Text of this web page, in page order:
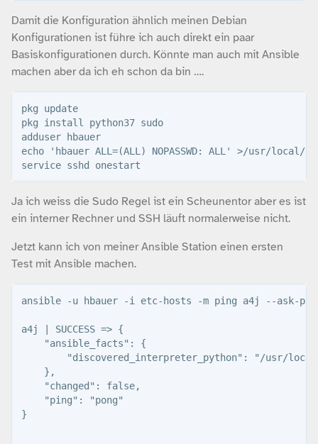
Damit die Konfiguration ähnlich meinen Debian
Konfigurationen ist führe ich auch direkt ein paar
Basiskonfigurationen durch. Könnte man auch mit Ansible
machen aber da ich eh schon da bin ….
pkg update
pkg install python37 sudo
adduser hbauer
echo 'hbauer ALL=(ALL) NOPASSWD: ALL' >/usr/
Ja ich weiss die Sudo Regel ist ein Scheunentor aber es ist
ein interner Rechner und SSH läuft normalerweise nicht.
Jetzt kann ich von meiner Ansible Station einen ersten
Test mit Ansible machen.
ansible -u hbauer -i etc-hosts -m ping a4j --ask-
a4j | SUCCESS => {
    "ansible_facts": {
"discovered_interpreter_python": "/usr/
    },
    "changed": false,
    "ping": "pong"
}